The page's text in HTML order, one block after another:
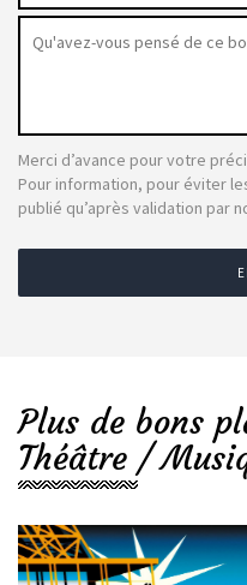
Merci d’avance pour votre
Pour information, pour éviter
publié qu’après validation par
Plus de bons
Théâtre /